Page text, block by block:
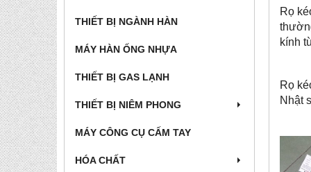
THIẾT BỊ NGÀNH HÀN
MÁY HÀN ỐNG NHỰA
THIẾT BỊ GAS LẠNH
THIẾT BỊ NIÊM PHONG
MÁY CÔNG CỤ CẤM TAY
HÓA CHẤT
Rọ
kính
Rọ
Nhật